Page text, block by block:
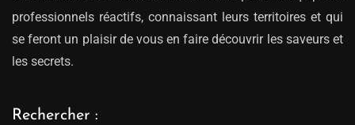
professionnels réactifs, connaissant leurs territoires et qui
se feront un plaisir de vous en faire découvrir les saveurs et
les secrets.
Rechercher :